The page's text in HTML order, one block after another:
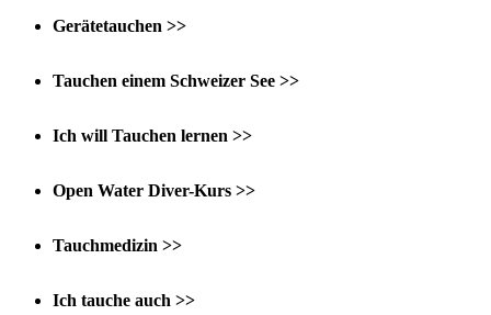
Gerätetauchen >>
Tauchen einem Schweizer See >>
Ich will Tauchen lernen >>
Open Water Diver-Kurs >>
Tauchmedizin >>
Ich tauche auch >>